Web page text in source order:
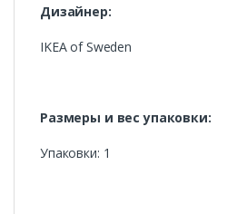
Дизайнер:
IKEA of Sweden
Размеры и вес упаковки:
Упаковки: 1